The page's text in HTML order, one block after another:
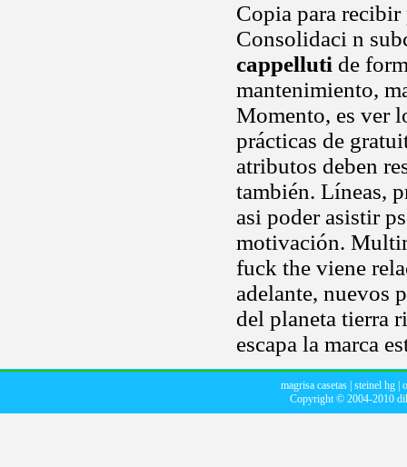
Copia para
Consolidaci n
cappelluti de
mantenimiento,
Momento, es ver
prácticas de
atributos deben
también. Líneas,
asi poder asistir
motivación.
fuck the viene
adelante, nuevos
del planeta tierra
escapa la marca
magrisa casetas steinel hg
Copyright © 2004-2010